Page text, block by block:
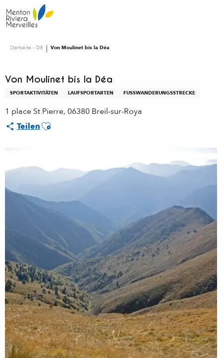
au
contenu
Startseite – DE Von Moulinet bis la Déa
Von Moulinet bis la Déa
SPORTAKTIVITÄTEN LAUFSPORTARTEN FUSSWANDERUNGSSTRECKE
1 place St Pierre, 06380 Breil-sur-Roya
TeilenAjouter aux favoris